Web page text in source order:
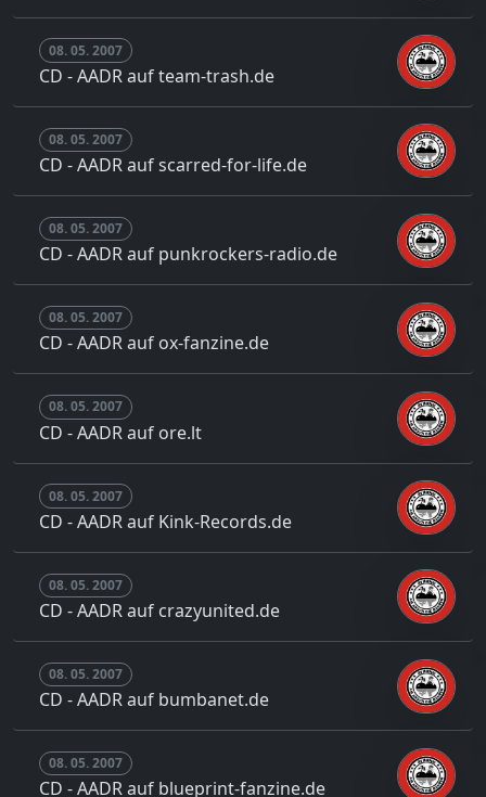
08. 05. 2007
CD - AADR auf team-trash.de
08. 05. 2007
CD - AADR auf scarred-for-life.de
08. 05. 2007
CD - AADR auf punkrockers-radio.de
08. 05. 2007
CD - AADR auf ox-fanzine.de
08. 05. 2007
CD - AADR auf ore.lt
08. 05. 2007
CD - AADR auf Kink-Records.de
08. 05. 2007
CD - AADR auf crazyunited.de
08. 05. 2007
CD - AADR auf bumbanet.de
08. 05. 2007
CD - AADR auf blueprint-fanzine.de